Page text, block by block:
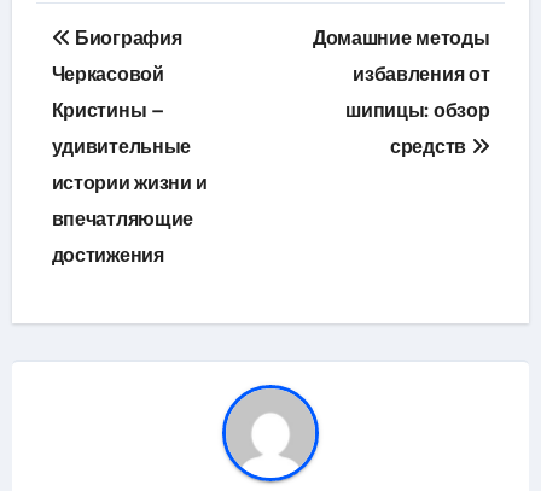
Навигация
по
записям
Биография
Черкасовой
Кристины –
удивительные
истории жизни и
впечатляющие
достижения
Домашние методы
избавления от
шипицы: обзор
средств